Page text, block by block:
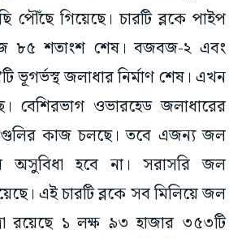
পৌঁছে গিয়েছে। চারটি ব্লকে পাইপ
৮৫ শতাংশ শেষ। বজবজ-২ এবং
ভূগর্ভস্থ জলাধার নির্মাণ শেষ। এখন
বেশিরভাগ ওভারহেড জলাধারের
কাজ চলছে। তবে এজন্য জল
অসুবিধা হবে না। সরাসরি জল
এই চারটি ব্লকে সব মিলিয়ে জল
রয়েছে ১ লক্ষ ৯৩ হাজার ৩৫৩টি